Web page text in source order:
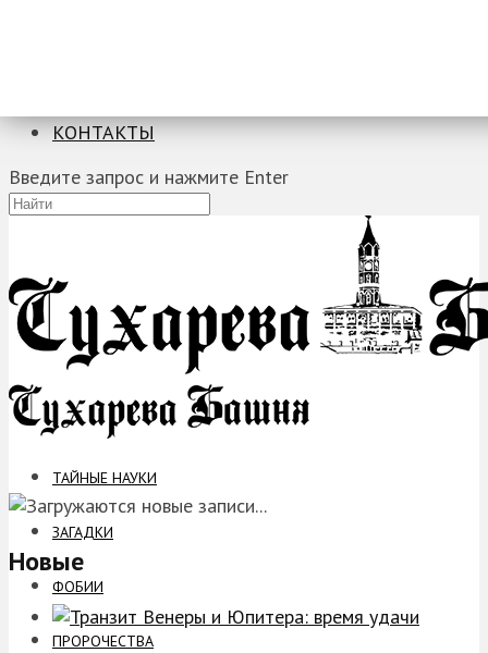
КОНТАКТЫ
Введите запрос и нажмите Enter
ТАЙНЫЕ НАУКИ
ЗАГАДКИ
ФОБИИ
ПРОРОЧЕСТВА
Новые